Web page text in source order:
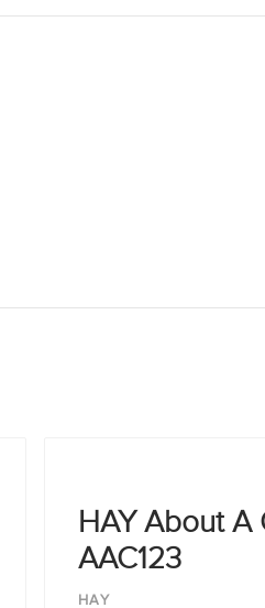
HAY About A
AAC123
HAY